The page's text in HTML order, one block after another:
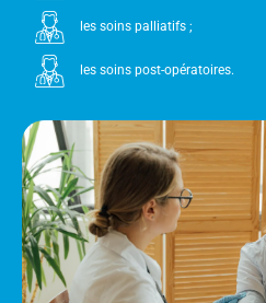
les soins palliatifs ;
les soins post-opératoires.